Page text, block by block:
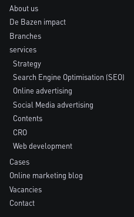
About us
De Bazen impact
Branches
services
Strategy
Search Engine Optimisation (SEO)
Online advertising
Social Media advertising
Contents
CRO
Web development
Cases
Online marketing blog
Vacancies
Contact